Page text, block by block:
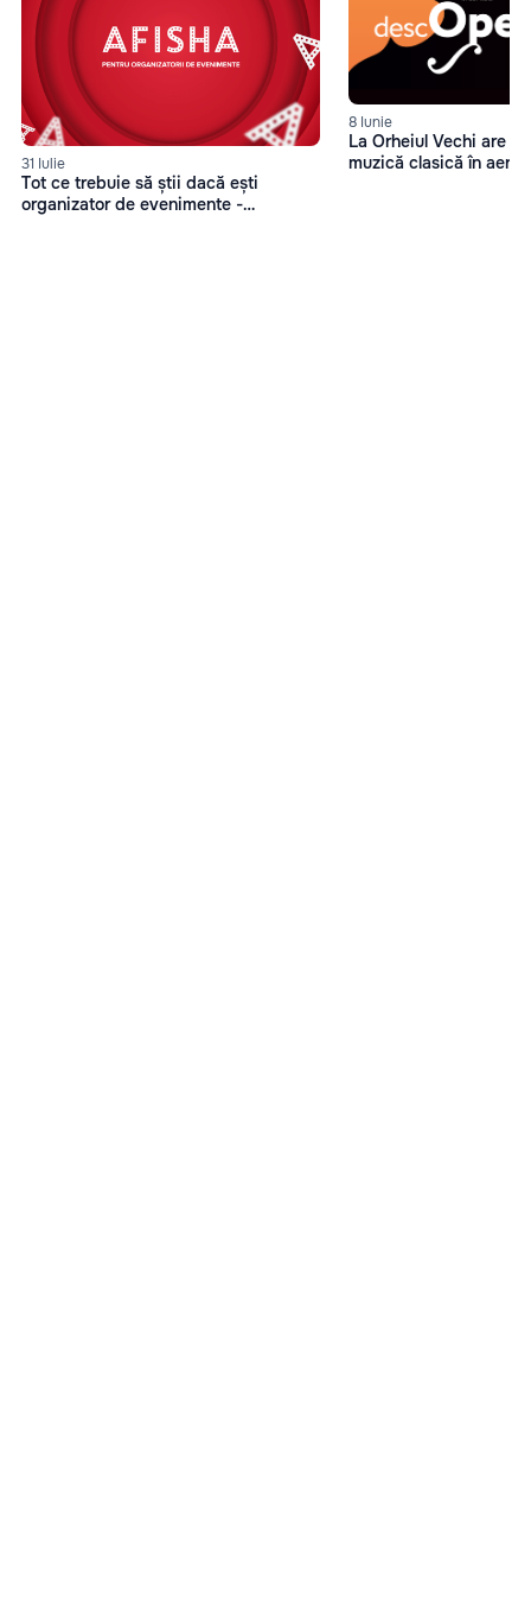
31 Iulie
Tot ce trebuie să știi dacă ești
organizator de evenimente -
8 Iunie
La Orheiul Vechi are
muzică clasică în aer